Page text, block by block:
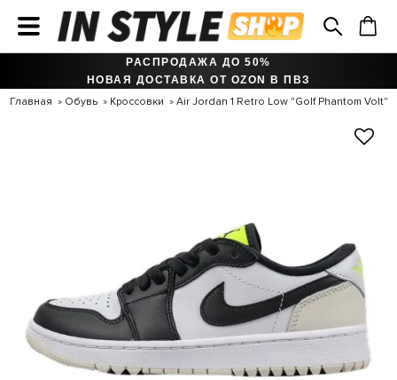
РАСПРОДАЖА ДО 50%
НОВАЯ ДОСТАВКА ОТ OZON В ПВЗ
Главная Обувь Кроссовки Air Jordan 1 Retro Low "Golf Phantom Volt"